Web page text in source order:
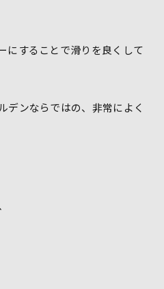
にすることで滑りを良くして
デンならではの、非常によく